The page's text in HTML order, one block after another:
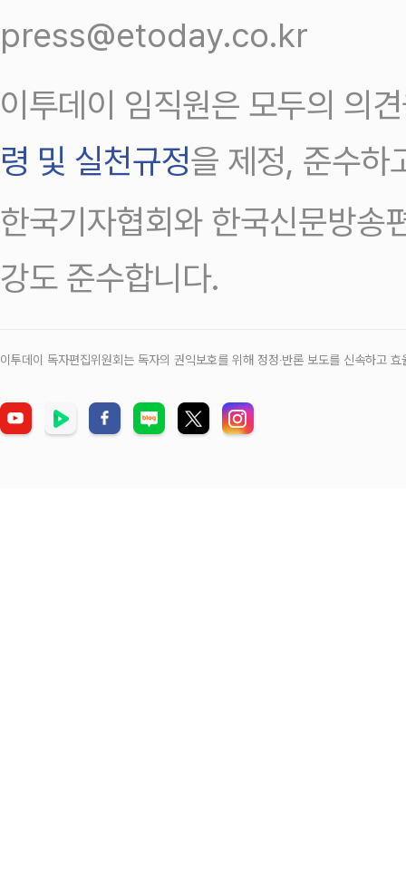
press@etoday.co.kr
이투데이 임직원은 모두의 의
령 및 실천규정을 제정, 준수하
한국기자협회와 한국신문방송
강도 준수합니다.
이투데이 독자편집위원회는 독자의 권익보호를 위해 정정‧반론 보도를 신속하고